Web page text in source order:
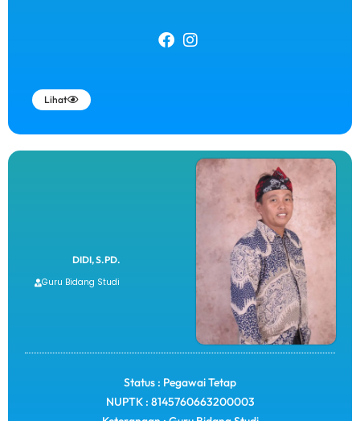
Lihat
DIDI, S.PD.
Guru Bidang Studi
Status : Pegawai Tetap
NUPTK : 8145760663200003